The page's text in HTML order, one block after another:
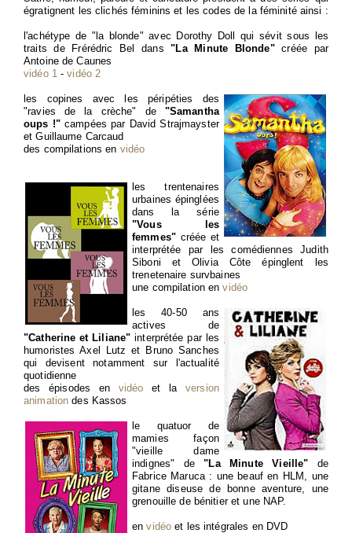
égratignent les clichés féminins et les codes de la féminité ainsi :
l'achétype de "la blonde" avec Dorothy Doll qui sévit sous les
traits de Frérédric Bel dans"La Minute Blonde"créée par
Antoine de Caunes
vidéo 1-vidéo 2
les copines avec les péripéties des
"ravies de la crèche" de "Samantha
oups !"campées par David Strajmayster
et Guillaume Carcaud
des compilations en vidéo
les trentenaires
urbaines épinglées
dans la série
"Vous les
femmes"créée et
interprétée par les comédiennes Judith
Siboni et Olivia Côte épinglent les
trenetenaire survbaines
une compilation envidéo
les 40-50 ans
actives de
"Catherine et Liliane" interprétée par les
humoristes Axel Lutz et Bruno Sanches
qui devisent notamment sur l'actualité
quotidienne
des épisodes en vidéoet laversion
animation des Kassos
le quatuor de
mamies façon
"vieille dame
indignes" de"La Minute Vieille" de
Fabrice Maruca : une beauf en HLM, une
gitane diseuse de bonne aventure, une
grenouille de bénitier et une NAP.
envidéo et les intégrales en DVD